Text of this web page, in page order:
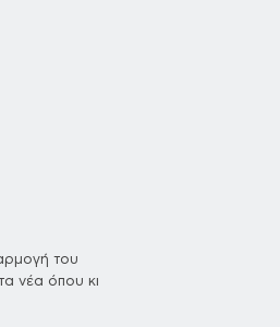
του
νέα όπου κι